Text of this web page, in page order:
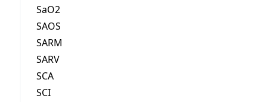
SaO2
SAOS
SARM
SARV
SCA
SCI